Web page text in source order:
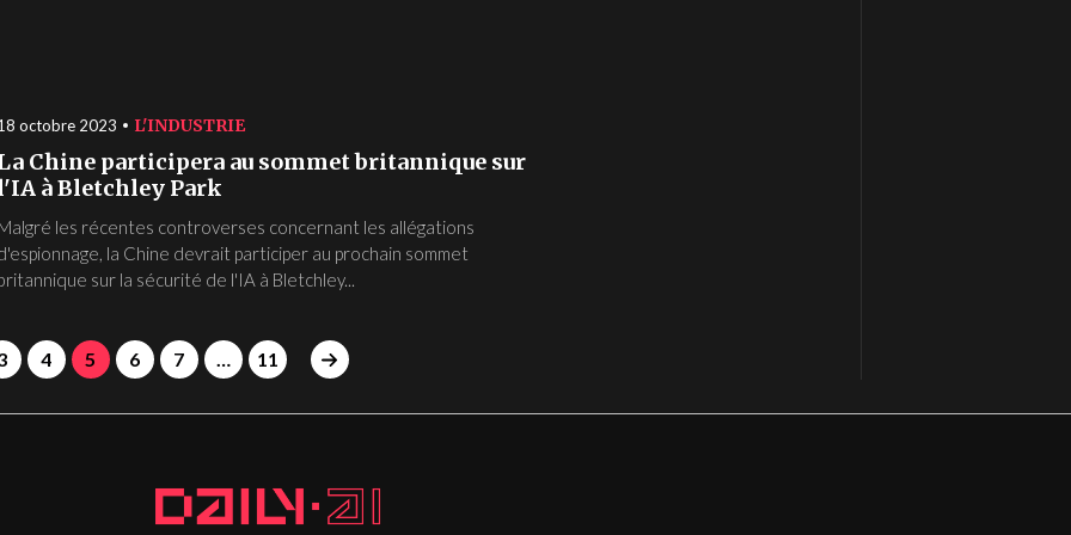
octobre 2023 L'INDUSTRIE
Chine participera au sommet britannique sur
à Bletchley Park
les récentes controverses concernant les allégations
la Chine devrait participer au prochain sommet
sur la sécurité de l'IA à Bletchley...
4 5 6 7 … 11